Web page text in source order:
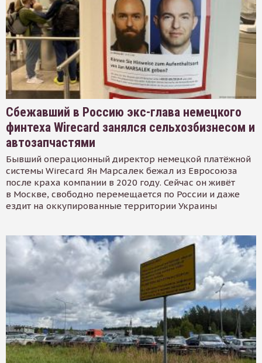
Сбежавший в Россию экс-глава немецкого
финтеха Wirecard занялся сельхозбизнесом и
автозапчастями
Бывший операционный директор немецкой платёжной
системы Wirecard Ян Марсалек бежал из Евросоюза
после краха компании в 2020 году. Сейчас он живёт
в Москве, свободно перемещается по России и даже
ездит на оккупированные территории Украины